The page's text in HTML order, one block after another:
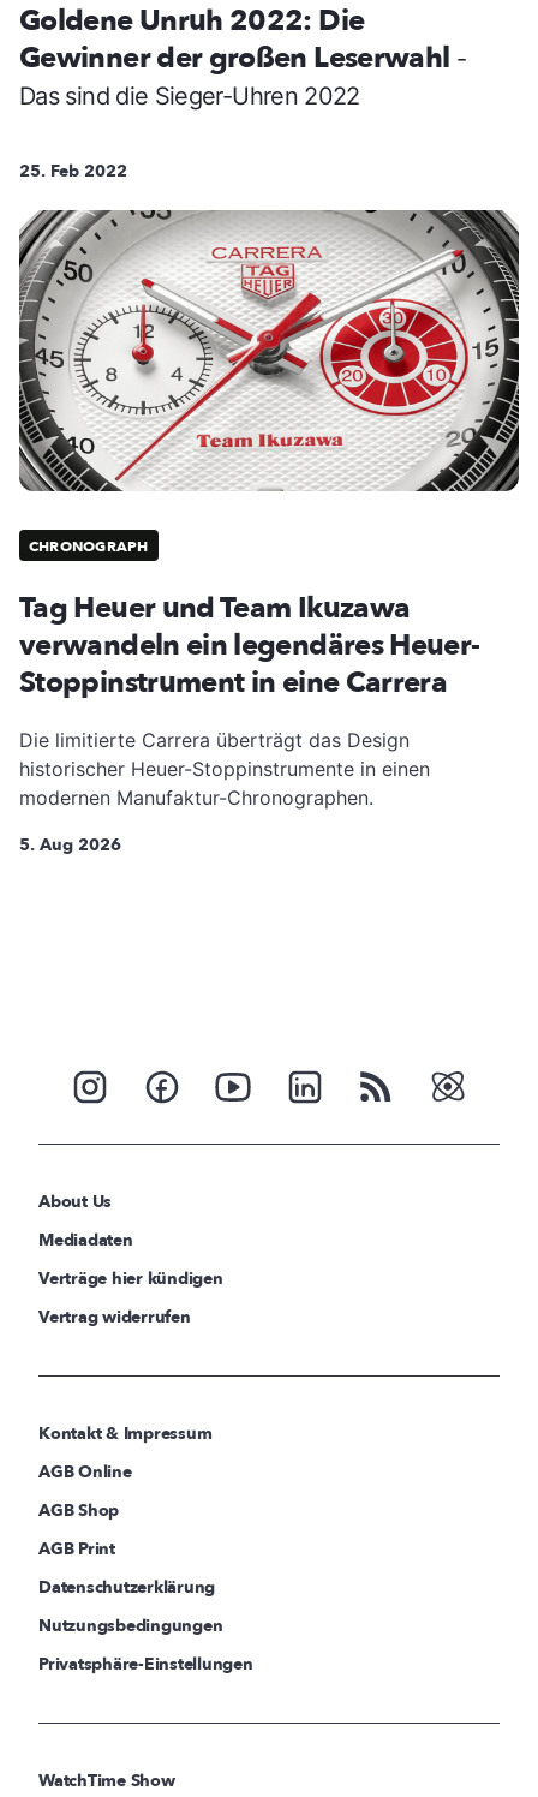
Goldene Unruh 2022: Die
Gewinner der großen Leserwahl -
Das sind die Sieger-Uhren 2022
25. Feb 2022
CHRONOGRAPH
Tag Heuer und Team Ikuzawa
verwandeln ein legendäres Heuer-
Stoppinstrument in eine Carrera
Die limitierte Carrera überträgt das Design
historischer Heuer-Stoppinstrumente in einen
modernen Manufaktur-Chronographen.
5. Aug 2026
About Us
Mediadaten
Verträge hier kündigen
Vertrag widerrufen
Kontakt & Impressum
AGB Online
AGB Shop
AGB Print
Datenschutzerklärung
Nutzungsbedingungen
Privatsphäre-Einstellungen
WatchTime Show